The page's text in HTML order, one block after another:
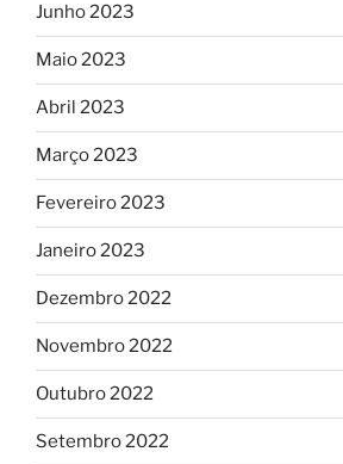
Junho 2023
Maio 2023
Abril 2023
Março 2023
Fevereiro 2023
Janeiro 2023
Dezembro 2022
Novembro 2022
Outubro 2022
Setembro 2022